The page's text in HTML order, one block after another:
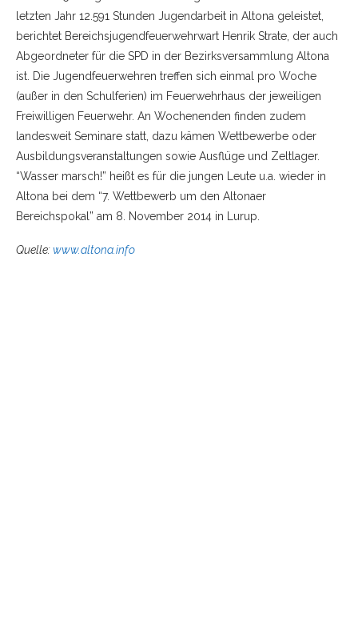
letzten Jahr 12.591 Stunden Jugendarbeit in Altona geleistet,
berichtet Bereichsjugendfeuerwehrwart Henrik Strate, der auch
Abgeordneter für die SPD in der Bezirksversammlung Altona
ist. Die Jugendfeuerwehren treffen sich einmal pro Woche
(außer in den Schulferien) im Feuerwehrhaus der jeweiligen
Freiwilligen Feuerwehr. An Wochenenden finden zudem
landesweit Seminare statt, dazu kämen Wettbewerbe oder
Ausbildungsveranstaltungen sowie Ausflüge und Zeltlager.
“Wasser marsch!” heißt es für die jungen Leute u.a. wieder in
Altona bei dem “7. Wettbewerb um den Altonaer
Bereichspokal” am 8. November 2014 in Lurup.
Quelle:www.altona.info